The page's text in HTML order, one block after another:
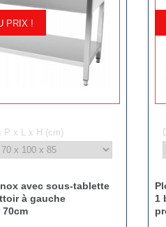
PRIX !
P x L x H (cm)
avec sous-tablette
à gauche
1